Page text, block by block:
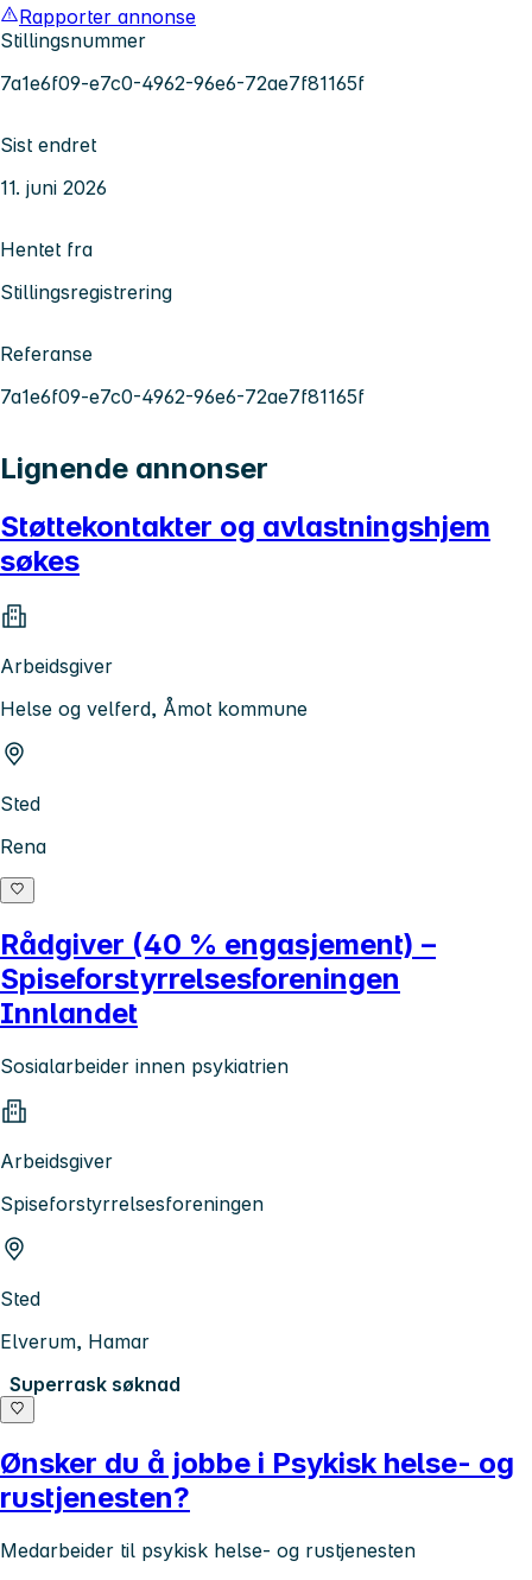
Rapporter annonse
Stillingsnummer
7a1e6f09-e7c0-4962-96e6-72ae7f81165f
Sist endret
11. juni 2026
Hentet fra
Stillingsregistrering
Referanse
7a1e6f09-e7c0-4962-96e6-72ae7f81165f
Lignende annonser
Støttekontakter og avlastningshjem
søkes
Arbeidsgiver
Helse og velferd, Åmot kommune
Sted
Rena
Rådgiver (40 % engasjement) –
Spiseforstyrrelsesforeningen
Innlandet
Sosialarbeider innen psykiatrien
Arbeidsgiver
Spiseforstyrrelsesforeningen
Sted
Elverum, Hamar
Superrask søknad
Ønsker du å jobbe i Psykisk helse- og
rustjenesten?
Medarbeider til psykisk helse- og rustjenesten